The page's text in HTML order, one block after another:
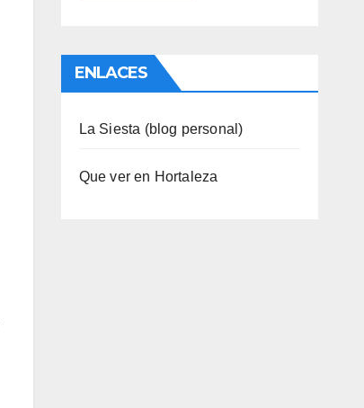
ENLACES
La Siesta (blog personal)
Que ver en Hortaleza